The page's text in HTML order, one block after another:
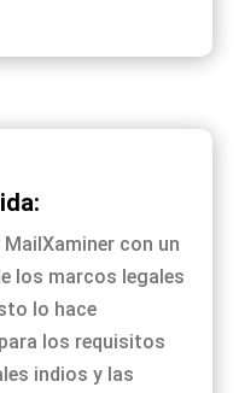
con un
los marcos legales
lo hace
los requisitos
indios y las